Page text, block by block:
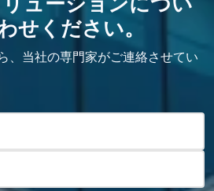
ューションについ
せください。
、当社の専門家がご連絡させてい